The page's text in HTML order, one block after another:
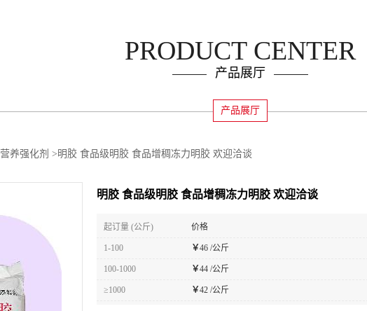
PRODUCT CENTER
产品展厅
产品展厅
营养强化剂 >明胶 食品级明胶 食品增稠冻力明胶 欢迎洽谈
明胶 食品级明胶 食品增稠冻力明胶 欢迎洽谈
起订量 (公斤) 价格
1-100 ￥46 /公斤
100-1000 ￥44 /公斤
≥1000 ￥42 /公斤